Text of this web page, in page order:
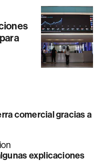
comercial gracias a
explicaciones